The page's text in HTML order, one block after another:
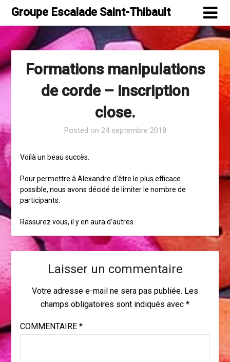
Skip
content
Groupe Escalade Saint-Thibault
Formations manipulations
de corde – inscription
close.
Posted on 24 septembre 2018
Voilà un beau succès.
Pour permettre à Alexandre d’être le plus efficace
possible, nous avons décidé de limiter le nombre de
participants.
Rassurez vous, il y en aura d’autres.
Laisser un commentaire
Votre adresse e-mail ne sera pas publiée. Les
champs obligatoires sont indiqués avec *
COMMENTAIRE *